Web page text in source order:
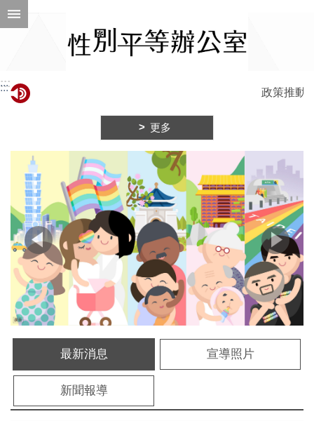
跳到主要內容區塊
等
辦
公
室
性
別
平
等
會
:::
::: 政策推動
更多
最新消息 宣導照片
新聞報導